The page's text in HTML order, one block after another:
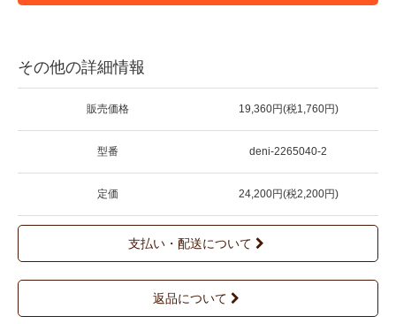
その他の詳細情報
販売価格 19,360円(税1,760円)
型番 deni-2265040-2
定価 24,200円(税2,200円)
支払い・配送について
返品について